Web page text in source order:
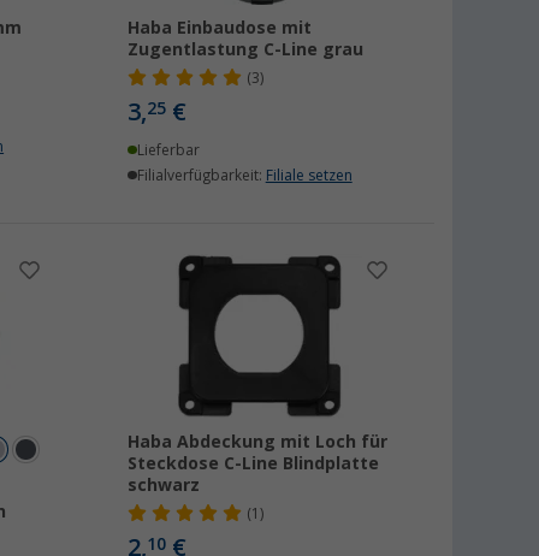
Haba Einbaudose mit
Zugentlastung C-Line grau
(3)
3,25 €
Lieferbar
Filialverfügbarkeit: Filiale setzen
Haba Abdeckung mit Loch für
Steckdose C-Line Blindplatte
schwarz
(1)
2,10 €